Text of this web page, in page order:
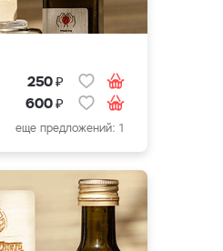
250₽
600₽
еще предложений: 1